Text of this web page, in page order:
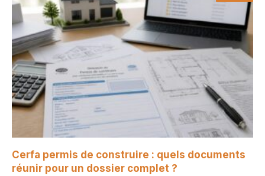
Cerfa permis de construire : quels documents
réunir pour un dossier complet ?